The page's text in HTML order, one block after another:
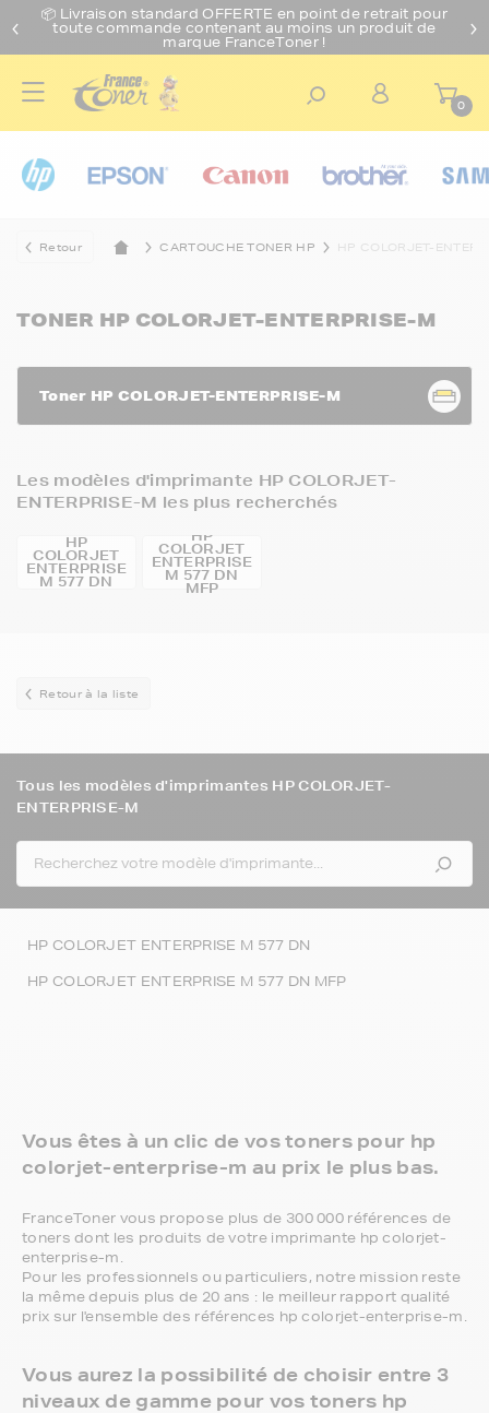
📦 Livraison standard OFFERTE en point de retrait pour
toute commande contenant au moins un produit de
marque FranceToner !
0
Retour CARTOUCHE TONER HP HP COLORJET-
TONER HP COLORJET-ENTERPRISE-M
Toner HP COLORJET-ENTERPRISE-M
Les modèles d'imprimante HP COLORJET-
ENTERPRISE-M les plus recherchés
HP
COLORJET
ENTERPRISE
M 577 DN
HP
COLORJET
ENTERPRISE
M 577 DN
MFP
Retour à la liste
Tous les modèles d'imprimantes HP COLORJET-
ENTERPRISE-M
HP COLORJET ENTERPRISE M 577 DN
HP COLORJET ENTERPRISE M 577 DN MFP
Vous êtes à un clic de vos toners pour hp
colorjet-enterprise-m au prix le plus bas.
FranceToner vous propose plus de 300 000 références de
toners dont les produits de votre imprimante hp colorjet-
enterprise-m.
Pour les professionnels ou particuliers, notre mission reste
la même depuis plus de 20 ans : le meilleur rapport qualité
prix sur l'ensemble des références hp colorjet-enterprise-m.
Vous aurez la possibilité de choisir entre 3
niveaux de gamme pour vos toners hp